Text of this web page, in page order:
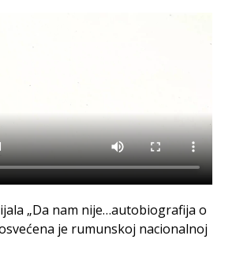
„Da nam nije…autobiografija o
je rumunskoj nacionalnoj